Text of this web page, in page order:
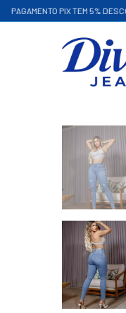
PIX TEM 5% DESCONTO